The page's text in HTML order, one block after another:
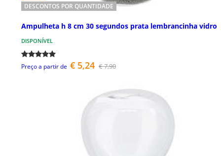
DESCONTOS POR QUANTIDADE
Ampulheta h 8 cm 30 segundos prata lembrancinha vidro
DISPONÍVEL
Preço a partir de € 5,24 € 7,90